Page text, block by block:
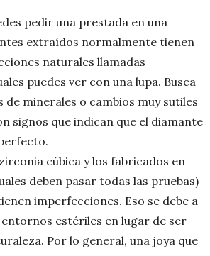
pedir una prestada en una
extraídos normalmente tienen
naturales llamadas
puedes ver con una lupa. Busca
de minerales o cambios muy sutiles
signos que indican que el diamante
cúbica y los fabricados en
deben pasar todas las pruebas)
imperfecciones. Eso se debe a
estériles en lugar de ser
Por lo general, una joya que